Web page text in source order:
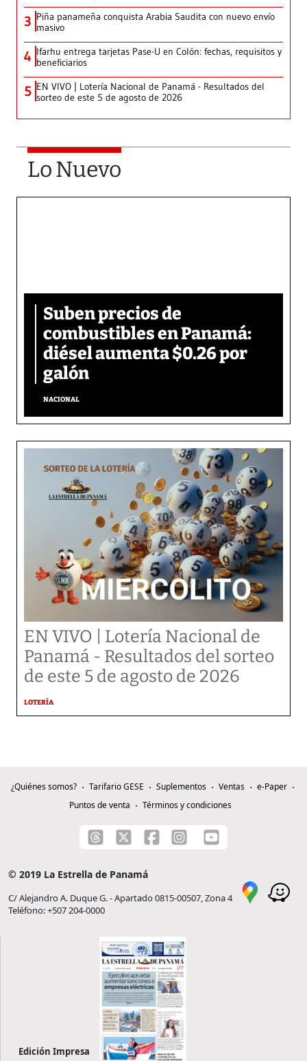
3 Piña panameña conquista Arabia Saudita con nuevo envío
masivo
4 Ifarhu entrega tarjetas Pase-U en Colón: fechas, requisitos y
beneficiarios
5 EN VIVO | Lotería Nacional de Panamá - Resultados del
sorteo de este 5 de agosto de 2026
Lo Nuevo
Suben precios de
combustibles en Panamá:
diésel aumenta $0.26 por
galón
NACIONAL
EN VIVO | Lotería Nacional de
Panamá - Resultados del sorteo
de este 5 de agosto de 2026
LOTERÍA
¿Quiénes somos? Tarifario GESE Suplementos Ventas
e-Paper
Puntos de venta
Términos y condiciones
© 2019 La Estrella de Panamá
C/ Alejandro A. Duque G. - Apartado 0815-00507, Zona 4
Teléfono: +507 204-0000
Edición Impresa